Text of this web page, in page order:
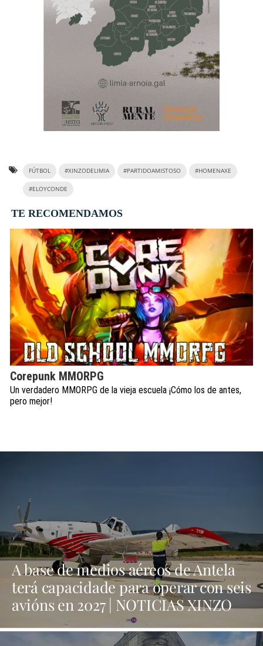
FÚTBOL #XINZODELIMIA #PARTIDOAMISTOSO #HOMENAXE
#ELOYCONDE
TE RECOMENDAMOS
Corepunk MMORPG
Un verdadero MMORPG de la vieja escuela ¡Cómo los de antes,
pero mejor!
A base de medios aéreos de Antela
terá capacidade para operar con seis
avións en 2027 | NOTICIAS XINZO